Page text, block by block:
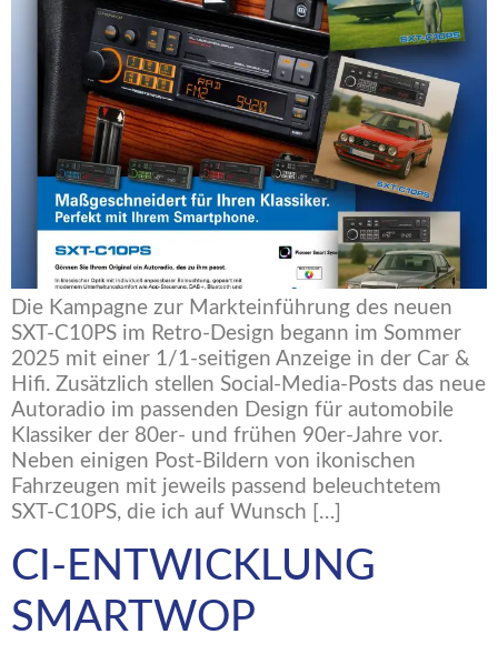
Die Kampagne zur Markteinführung des neuen
SXT-C10PS im Retro-Design begann im Sommer
2025 mit einer 1/1-seitigen Anzeige in der Car &
Hifi. Zusätzlich stellen Social-Media-Posts das neue
Autoradio im passenden Design für automobile
Klassiker der 80er- und frühen 90er-Jahre vor.
Neben einigen Post-Bildern von ikonischen
Fahrzeugen mit jeweils passend beleuchtetem
SXT-C10PS, die ich auf Wunsch […]
CI-ENTWICKLUNG
SMARTWOP